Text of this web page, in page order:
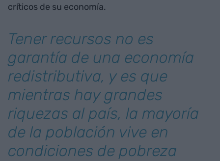
críticos de su economía.
Tener recursos no es
garantía de una economía
redistributiva, y es que
mientras hay grandes
riquezas al país, la mayoría
de la población vive en
condiciones de pobreza